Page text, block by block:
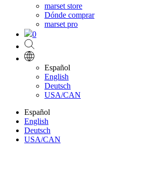
marset store
Dónde comprar
marset pro
0
Español
English
Deutsch
USA/CAN
Español
English
Deutsch
USA/CAN